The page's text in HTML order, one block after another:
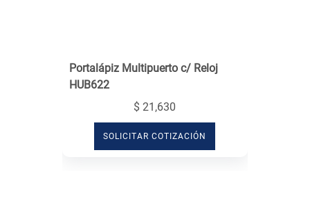
Portalápiz Multipuerto c/ Reloj
HUB622
$ 21,630
SOLICITAR COTIZACIÓN